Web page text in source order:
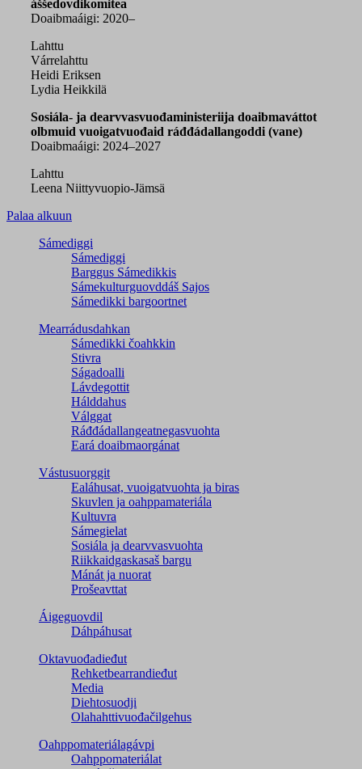
áššedovdikomitea
Doaibmaáigi: 2020–
Lahttu
Várrelahttu
Heidi Eriksen
Lydia Heikkilä
Sosiála- ja dearvvasvuođaministeriija doaibmaváttot
olbmuid vuoigatvuođaid ráđđádallangoddi (vane)
Doaibmaáigi: 2024–2027
Lahttu
Leena Niittyvuopio-Jämsä
Palaa alkuun
Sámediggi
Sámediggi
Barggus Sámedikkis
Sámekulturguovddáš Sajos
Sámedikki bargoortnet
Mearrádusdahkan
Sámedikki čoahkkin
Stivra
Ságadoalli
Lávdegottit
Hálddahus
Válggat
Ráđđádallangeatnegas­vuohta
Eará doaibmaorgánat
Vástusuorggit
Ealáhusat, vuoigatvuohta ja biras
Skuvlen ja oahppamateriála
Kultuvra
Sámegielat
Sosiála ja dearvvasvuohta
Riikkaidgaskasaš bargu
Mánát ja nuorat
Prošeavttat
Áigeguovdil
Dáhpáhusat
Oktavuođadieđut
Rehketbearrandieđut
Media
Diehtosuodji
Olahahttivuođačilgehus
Oahppomateriálagávpi
Oahppomateriálat